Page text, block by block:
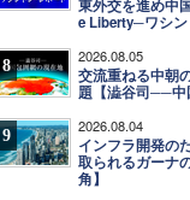
東外交を進め中
e Liberty─ワシン
8 2026.08.05
交流重ねる中朝
題【澁谷司──中
9 2026.08.04
インフラ開発の
取られるガーナ
角】